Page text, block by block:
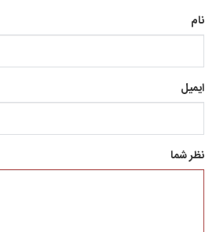
نام
ایمیل
نظر شما